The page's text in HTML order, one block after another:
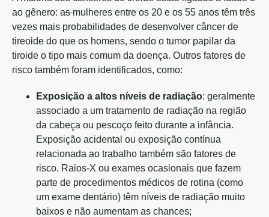
ao gênero: asmulheres entre os 20 e os 55 anos têm três
vezes mais probabilidades de desenvolver câncer de
tireoide do que os homens, sendo o tumor papilar da
tiroide o tipo mais comum da doença. Outros fatores de
risco também foram identificados, como:
Exposição a altos níveis de radiação: geralmente
associado a um tratamento de radiação na região
da cabeça ou pescoço feito durante a infância.
Exposição acidental ou exposição contínua
relacionada ao trabalho também são fatores de
risco. Raios-X ou exames ocasionais que fazem
parte de procedimentos médicos de rotina (como
um exame dentário) têm níveis de radiação muito
baixos e não aumentam as chances;